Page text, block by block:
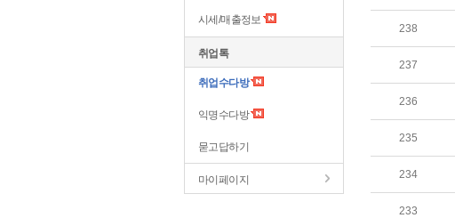
시세/매출정보
취업톡
취업수다방
익명수다방
묻고답하기
마이페이지
238
237
236
235
234
233